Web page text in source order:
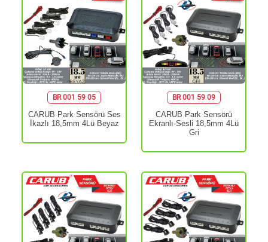
BR 001 59 05
CARUB Park Sensörü Ses
İkazlı 18,5mm 4Lü Beyaz
BR 001 59 09
CARUB Park Sensörü
Ekranlı-Sesli 18,5mm 4Lü
Gri